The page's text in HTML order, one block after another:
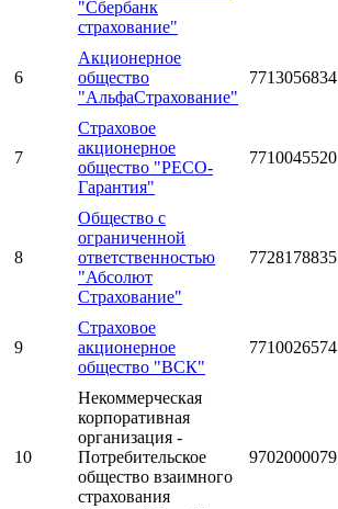
"Сбербанк
страхование"
6
Акционерное
общество
"АльфаСтрахование"
7713056834
7
Страховое
акционерное
общество "РЕСО-
Гарантия"
7710045520
8
Общество с
ограниченной
ответственностью
"Абсолют
Страхование"
7728178835
9
Страховое
акционерное
общество "ВСК"
7710026574
10
Некоммерческая
корпоративная
организация -
Потребительское
общество взаимного
страхования
9702000079